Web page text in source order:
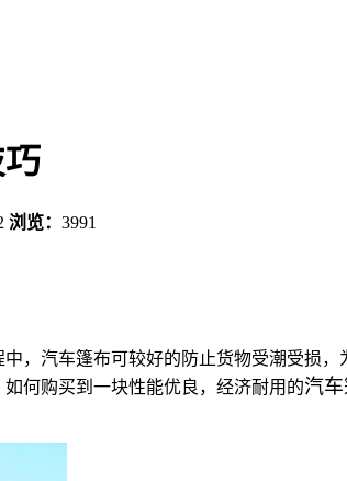
浏览： 3991
，汽车篷布可较好的防止货物受潮受损
何购买到一块性能优良，经济耐用的汽